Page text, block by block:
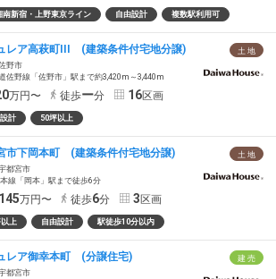
南新宿・上野東京ライン 自由設計 複数駅利用可
土 地
レア高萩町III (建築条件付宅地分譲)
野市
佐野線「佐野市」駅まで約3,420m～3,440m
万円〜 徒歩ー分 16区画
計 50坪以上
土 地
市下岡本町 (建築条件付宅地分譲)
都宮市
線「岡本」駅まで徒歩6分
万円〜 徒歩6分 3 区画
以上 自由設計 駅徒歩10分以内
建 売
レア御幸本町 (分譲住宅)
都宮市